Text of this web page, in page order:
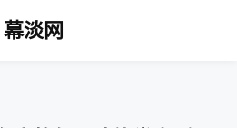
幕淡网